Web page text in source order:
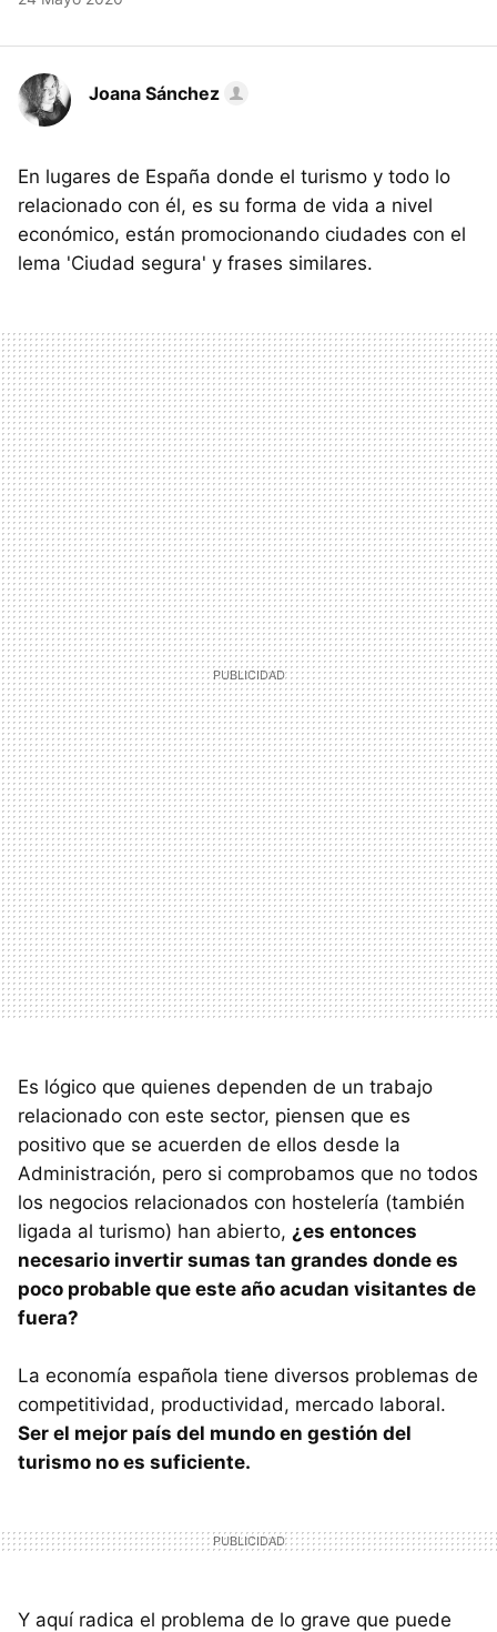
Joana Sánchez
En lugares de España donde el turismo y todo lo
relacionado con él, es su forma de vida a nivel
económico, están promocionando ciudades con el
lema 'Ciudad segura' y frases similares.
Es lógico que quienes dependen de un trabajo
relacionado con este sector, piensen que es
positivo que se acuerden de ellos desde la
Administración, pero si comprobamos que no todos
los negocios relacionados con hostelería (también
ligada al turismo) han abierto, ¿es entonces
necesario invertir sumas tan grandes donde es
poco probable que este año acudan visitantes de
fuera?
La economía española tiene diversos problemas de
competitividad, productividad, mercado laboral.
Ser el mejor país del mundo en gestión del
turismo no es suficiente.
Y aquí radica el problema de lo grave que puede